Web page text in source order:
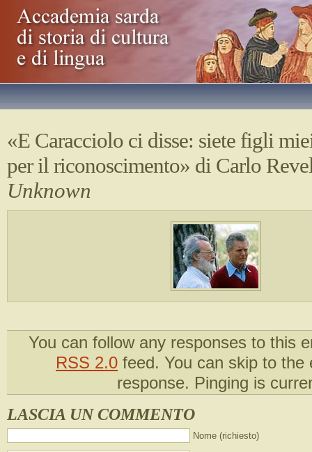
«E Caracciolo ci disse: siete figli
per il riconoscimento» di Carlo
Unknown
You can follow any responses to this
RSS 2.0 feed. You can skip to the
response. Pinging is
LASCIA UN COMMENTO
Nome (richiesto)